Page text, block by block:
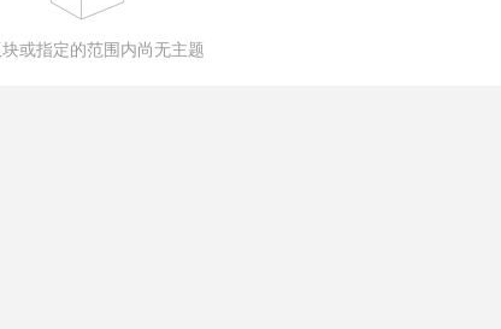
或指定的范围内尚无主题